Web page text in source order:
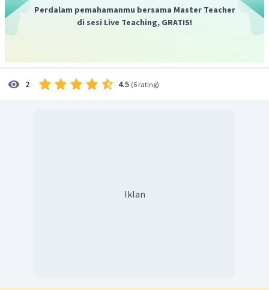
Perdalam pemahamanmu bersama Master Teacher
di sesi Live Teaching, GRATIS!
2 4.5 (6 rating)
Iklan